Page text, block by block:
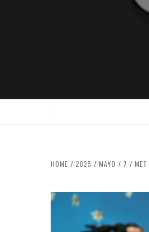
HOME 2025 MAYO 7